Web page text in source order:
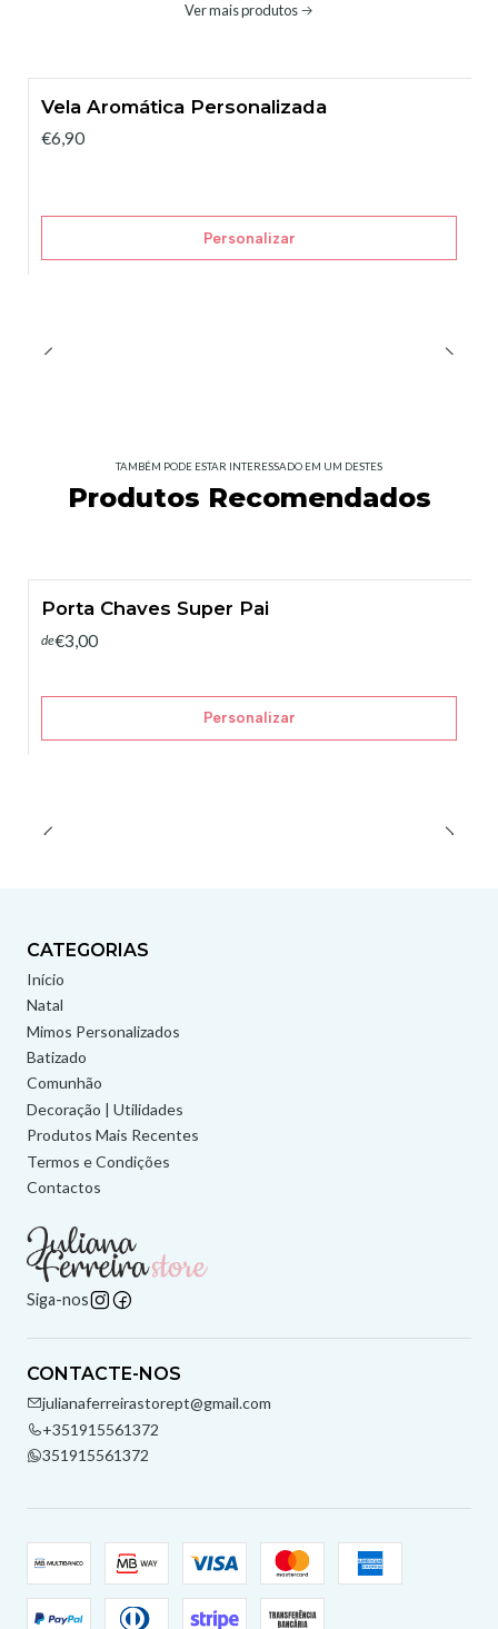
Ver mais produtos
Vela Aromática Personalizada
€6,90
Personalizar
TAMBÉM PODE ESTAR INTERESSADO EM UM DESTES
Produtos Recomendados
Porta Chaves Super Pai
de€3,00
Personalizar
CATEGORIAS
Início
Natal
Mimos Personalizados
Batizado
Comunhão
Decoração | Utilidades
Produtos Mais Recentes
Termos e Condições
Contactos
Siga-nos
CONTACTE-NOS
julianaferreirastorept@gmail.com
+351915561372
351915561372